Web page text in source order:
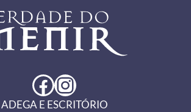
Facebook Instagram
ADEGA E ESCRITÓRIO